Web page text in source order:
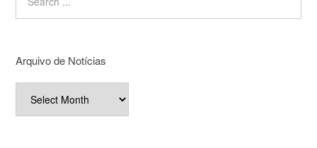
Arquivo de Notícias